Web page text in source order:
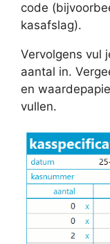
code
kasafslag).
Vervolgens vul
aantal in.
en
vullen.